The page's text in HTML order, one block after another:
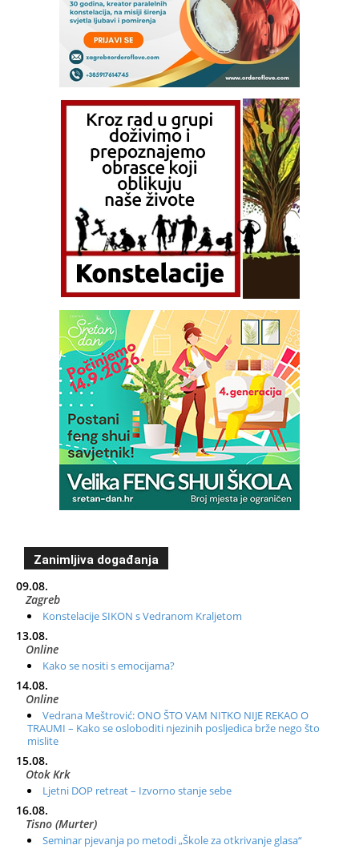
Zanimljiva događanja
09.08.
Zagreb
Konstelacije SIKON s Vedranom Kraljetom
13.08.
Online
Kako se nositi s emocijama?
14.08.
Online
Vedrana Meštrović: ONO ŠTO VAM NITKO NIJE REKAO O
TRAUMI – Kako se osloboditi njezinih posljedica brže nego što
mislite
15.08.
Otok Krk
Ljetni DOP retreat – Izvorno stanje sebe
16.08.
Tisno (Murter)
Seminar pjevanja po metodi „Škole za otkrivanje glasa“